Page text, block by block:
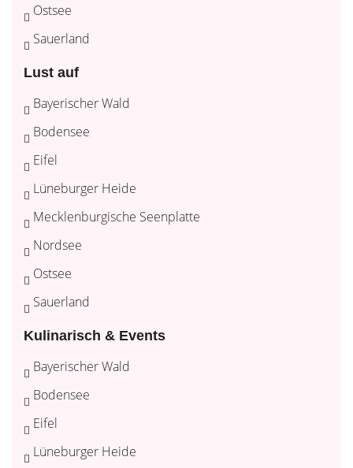
Ostsee
Sauerland
Lust auf
Bayerischer Wald
Bodensee
Eifel
Lüneburger Heide
Mecklenburgische Seenplatte
Nordsee
Ostsee
Sauerland
Kulinarisch & Events
Bayerischer Wald
Bodensee
Eifel
Lüneburger Heide